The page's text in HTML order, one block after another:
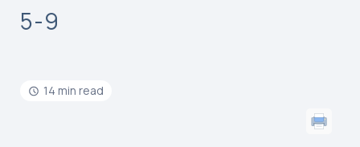
5-9
14 min read